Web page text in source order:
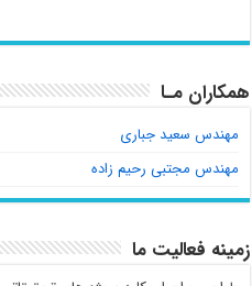
همکاران مـا
مهندس سعید جباری
مهندس مجتبی رحیم زاده
زمینه فعالیت ما